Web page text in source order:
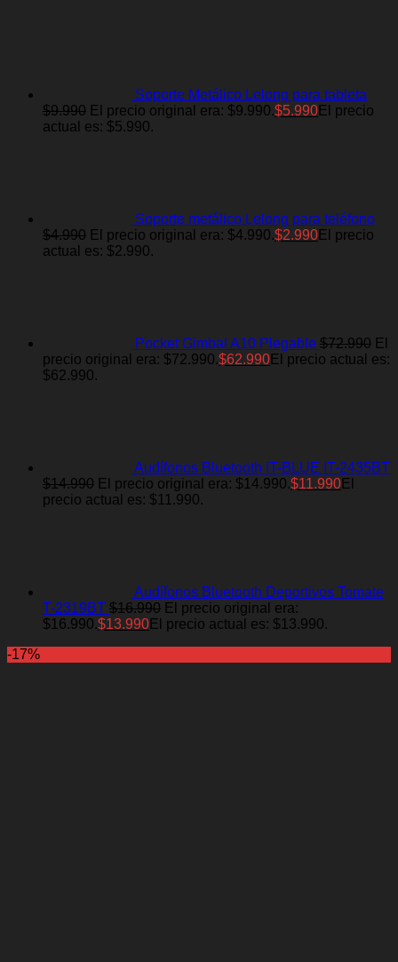
Soporte Metálico Lelong para tableta
$9.990 El precio original era: $9.990.$5.990El precio
actual es: $5.990.
Soporte metálico Lelong para teléfono
$4.990 El precio original era: $4.990.$2.990El precio
actual es: $2.990.
Pocket Gimbal A10 Plegable $72.990 El
precio original era: $72.990.$62.990El precio actual es:
$62.990.
Audífonos Bluetooth IT-BLUE IT-2435BT
$14.990 El precio original era: $14.990.$11.990El
precio actual es: $11.990.
Audífonos Bluetooth Deportivos Tomate
T-2319BT $16.990 El precio original era:
$16.990.$13.990El precio actual es: $13.990.
-17%